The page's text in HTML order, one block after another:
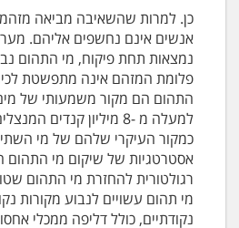
כן. למרות שהשאיבה מביאה
אנשים אינם נחשפים אליהם.
נמצאות תחת פיקוח, מי התהום
פלומת המזהם אינה מתפשטת
התהום הם מקור משמעותי של
למעלה מ -8 מיליון קנדים
כמקור העיקרי שלהם של מי
אסטרטגיות של שיקום מי התהום
רגולטורית להחזרת מי התהום
מי תהום עשויים לנבוע מקורות
נקודתיים, כולל דליפה ממכלי